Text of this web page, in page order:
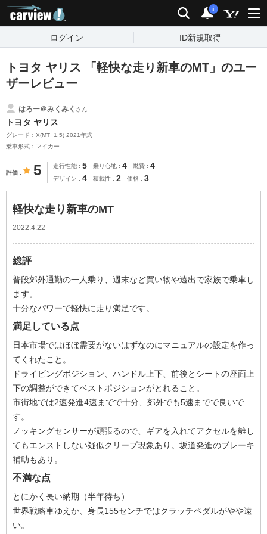
検索 通知
i
ログイン ID新規取得
トヨタ ヤリス 「軽快な走り新車のMT」のユー
ザーレビュー
はろー＠みくみく さん
トヨタ ヤリス
グレード：X(MT_1.5) 2021年式
乗車形式：マイカー
評価 5 走行性能 5 乗り心地 4 燃費 4
デザイン 4 積載性 2 価格 3
軽快な走り新車のMT
2022.4.22
総評
普段郊外通勤の一人乗り、週末など買い物や遠出で家族で乗車し
ます。
十分なパワーで軽快に走り満足です。
満足している点
日本市場ではほぼ需要がないはずなのにマニュアルの設定を作っ
てくれたこと。
ドライビングポジション、ハンドル上下、前後とシートの座面上
下の調整ができてベストポジションがとれること。
市街地では2速発進4速までで十分、郊外でも5速までで良いで
す。
ノッキングセンサーが頑張るので、ギアを入れてアクセルを離し
てもエンストしない疑似クリープ現象あり。坂道発進のブレーキ
補助もあり。
不満な点
とにかく長い納期（半年待ち）
世界戦略車ゆえか、身長155センチではクラッチペダルがやや遠
い。